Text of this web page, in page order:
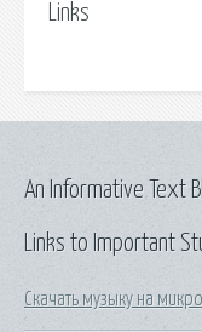
Links
Links to Important
Скачать музыку на
An Informative Text